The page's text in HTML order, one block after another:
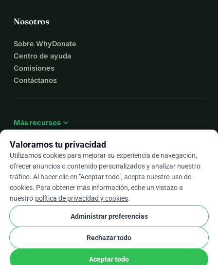
Nosotros
Sobre WhyDonate
Centro de ayuda
Comisiones
Contáctanos
Más recursos expand_more
Esarrow_drop_down
★★★★★4,9 / 5 según más de 500 reseñas
WhyDonate
Privacidad y cookies
Términos y condiciones
stripe check Socio Verificado
Valoramos tu privacidad
Utilizamos cookies para mejorar su experiencia de navegación,
ofrecer anuncios o contenido personalizados y analizar nuestro
tráfico. Al hacer clic en "Aceptar todo", acepta nuestro uso de
cookies. Para obtener más información, eche un vistazo a
nuestro política de privacidad y cookies.
Administrar preferencias
Rechazar todo
Aceptar todo